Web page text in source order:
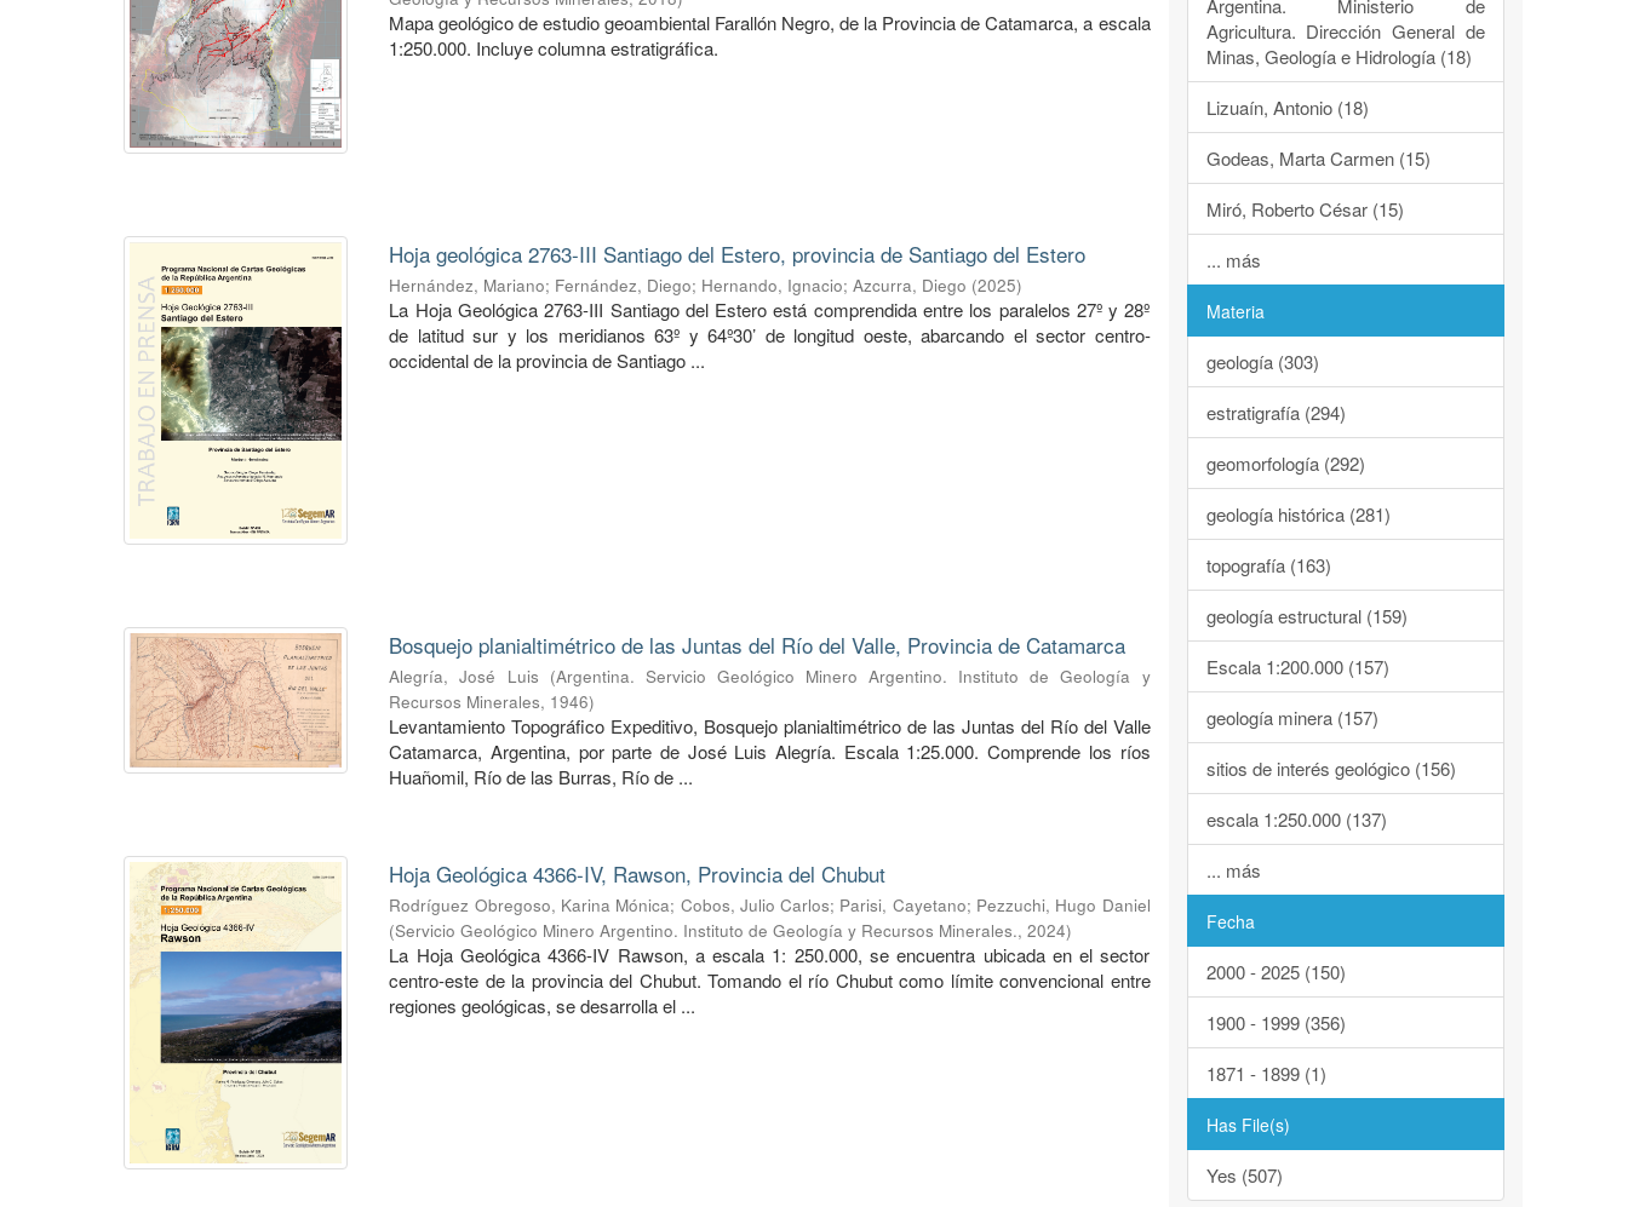
Mapa geológico de estudio geoambiental Farallón Negro, de la Provincia de Catamarca, a escala
1:250.000. Incluye columna estratigráfica.
Hoja geológica 2763-III Santiago del Estero, provincia de Santiago del Estero
Hernández, Mariano; Fernández, Diego; Hernando, Ignacio;Azcurra, Diego (2025)
La Hoja Geológica 2763-III Santiago del Estero está comprendida entre los paralelos 27º y 28º
de latitud sur y los meridianos 63º y 64º30’ de longitud oeste, abarcando el sector centro-
occidental de la provincia de Santiago ...
Bosquejo planialtimétrico de las Juntas del Río del Valle, Provincia de Catamarca
Alegría, José Luis (Argentina. Servicio Geológico Minero Argentino. Instituto de Geología y
Recursos Minerales, 1946)
Levantamiento Topográfico Expeditivo, Bosquejo planialtimétrico de las Juntas del Río del Valle
Catamarca, Argentina, por parte de José Luis Alegría. Escala 1:25.000. Comprende los ríos
Huañomil, Río de las Burras, Río de ...
Hoja Geológica 4366-IV, Rawson, Provincia del Chubut
Rodríguez Obregoso, Karina Mónica; Cobos, Julio Carlos; Parisi, Cayetano; Pezzuchi, Hugo Daniel
(Servicio Geológico Minero Argentino. Instituto de Geología y Recursos Minerales.,2024)
La Hoja Geológica 4366-IV Rawson, a escala 1: 250.000, se encuentra ubicada en el sector
centro-este de la provincia del Chubut. Tomando el río Chubut como límite convencional entre
regiones geológicas, se desarrolla el ...
Argentina. Ministerio de
Agricultura. Dirección General de
Minas, Geología e Hidrología (18)
Lizuaín, Antonio (18)
Godeas, Marta Carmen (15)
Miró, Roberto César (15)
... más
Materia
geología (303)
estratigrafía (294)
geomorfología (292)
geología histórica (281)
topografía (163)
geología estructural (159)
Escala 1:200.000 (157)
geología minera (157)
sitios de interés geológico (156)
escala 1:250.000 (137)
... más
Fecha
2000 - 2025 (150)
1900 - 1999 (356)
1871 - 1899 (1)
Has File(s)
Yes (507)